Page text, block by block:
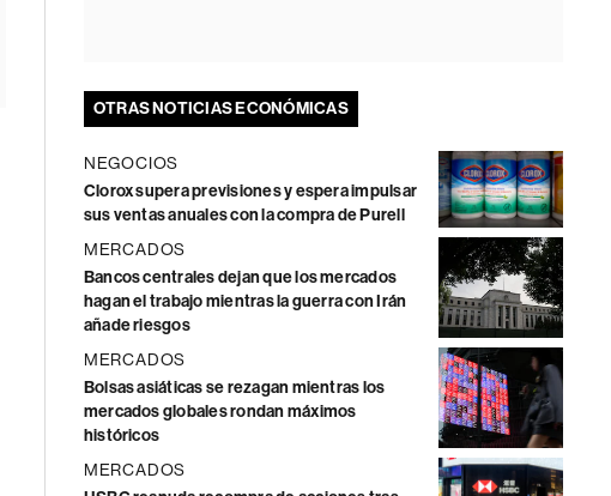
OTRAS NOTICIAS ECONÓMICAS
NEGOCIOS
Clorox supera previsiones y espera impulsar
sus ventas anuales con la compra de Purell
MERCADOS
Bancos centrales dejan que los mercados
hagan el trabajo mientras la guerra con Irán
añade riesgos
MERCADOS
Bolsas asiáticas se rezagan mientras los
mercados globales rondan máximos
históricos
MERCADOS